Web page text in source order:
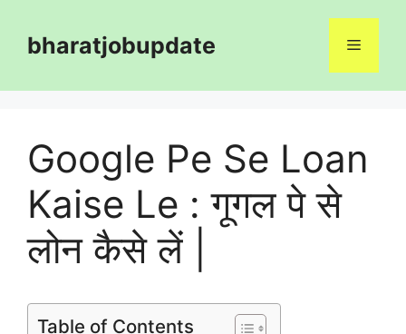
contentbharatjobupdate Menu
Google Pe Se Loan
Kaise Le : गूगल पे से
लोन कैसे लें |
Table of Contents